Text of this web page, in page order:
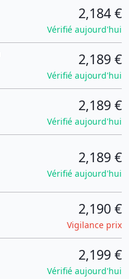
2,184 €
Vérifié aujourd'hui
2,189 €
Vérifié aujourd'hui
2,189 €
Vérifié aujourd'hui
2,189 €
Vérifié aujourd'hui
2,190 €
Vigilance prix
2,199 €
Vérifié aujourd'hui